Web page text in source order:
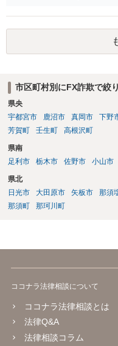
いでしょう。
市区町村別にFX詐欺で絞
県央
宇都宮市
鹿沼市 真岡市 下野
芳賀町
壬生町 高根沢町
県南
足利市
栃木市 佐野市 小山市
県北
日光市
大田原市 矢板市 那須
那須町
那珂川町
ココナラ法律相談について
ココナラ法律相談とは
法律Q&A
法律相談コラム